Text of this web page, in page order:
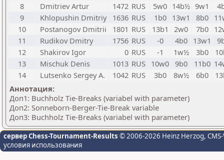
8
Dmitriev Artur 1472 RUS 5w0 14b½ 9w1
9
Khlopushin Dmitriy 1636 RUS 1b0 13w1 8b0
10
Postanogov Dmitrii 1801 RUS 13b1 2w0 7b0
11
Rudikov Dmitry 1756 RUS -0 4b0 13w1
12
Shakirov Igor 0 RUS -1 1w½ 3b0
13
Mischuk Denis 1013 RUS 10w0 9b0 11b0
14
Lutsenko Sergey A. 1042 RUS 3b0 8w½ 6b0
Аннотация:
Доп1: Buchholz Tie-Breaks (variabel with parameter)
Доп2: Sonneborn-Berger-Tie-Break variable
Доп3: Buchholz Tie-Breaks (variabel with parameter)
сервер Chess-Tournament-Results © 2006-2026 Heinz Herzog,
условия использования